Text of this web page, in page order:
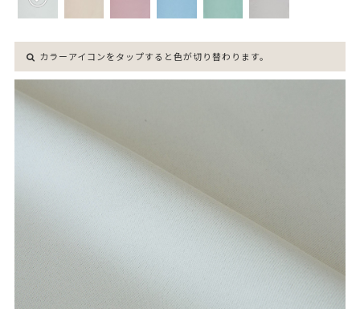
カラーアイコンをタップすると色が切り替わります。